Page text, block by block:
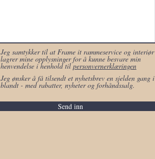
Jeg samtykker til at Frame it rammeservice og interiør
lagrer mine opplysninger for å kunne besvare min
henvendelse i henhold tilpersonvernerklæringen
Jeg ønsker å få tilsendt et nyhetsbrev en sjelden gang i
blandt - med rabatter, nyheter og forhåndssalg.
Send inn